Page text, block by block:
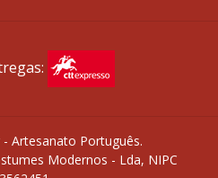
Artesanato Português.
Modernos - Lda, NIPC